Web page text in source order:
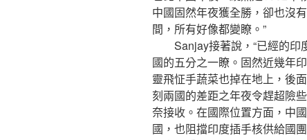
中國固然年夜獲全勝，卻也沒
間，所有好像都變瞭。”
Sanjay接著說，“已經的印
國的五分之一瞭。固然近幾年
靈飛怔手蔬菜也掉在地上，後
刻兩國的差距之年夜令趕超險
奈接收。在國際位置方面，中
國，也阻擋印度插手核供給國